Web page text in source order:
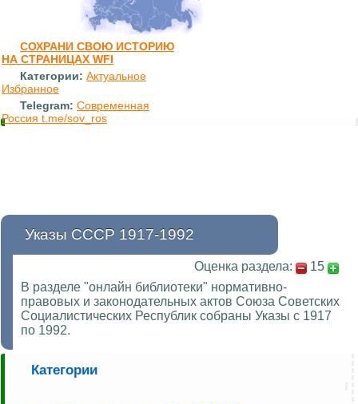
СОХРАНИ СВОЮ ИСТОРИЮ
НА СТРАНИЦАХ WFI
Категории: Актуальное
Избранное
Telegram: Современная
Россия t.me/sov_ros
Указы СССР 1917-1992
Оценка раздела:
15
В разделе "онлайн библиотеки" нормативно-
правовых и законодательных актов Союза Советских
Социалистических Республик собраны Указы с 1917
по 1992.
Категории